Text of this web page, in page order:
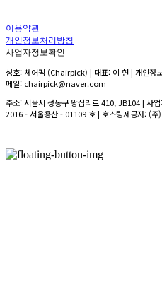
이용약관
개인정보처리방침
사업자정보확인
상호: 체어픽 (Chairpick) | 대표: 이 현 | 개인정
메일: chairpick@naver.com
주소: 서울시 성동구 왕십리로 410, JB104 | 사
2016 - 서울용산 - 01109 호| 호스팅제공자: (주